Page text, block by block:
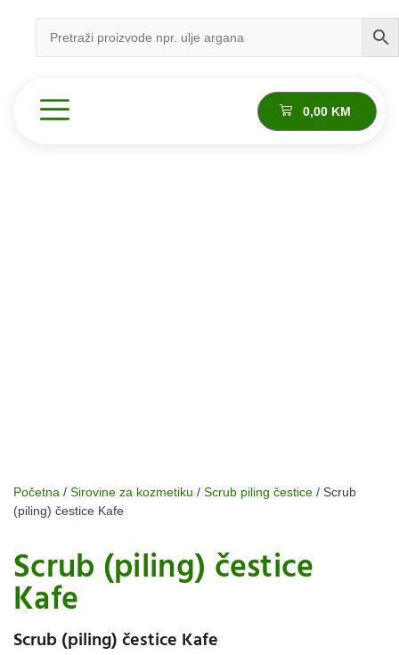
0,00 KM
Početna / Sirovine za kozmetiku / Scrub piling čestice / Scrub
(piling) čestice Kafe
Scrub (piling) čestice
Kafe
Scrub (piling) čestice Kafe